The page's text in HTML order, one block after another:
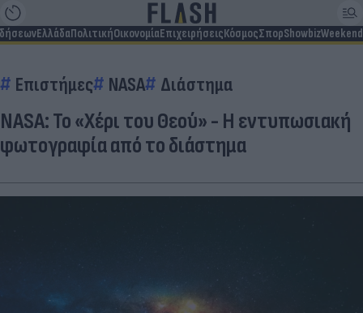
ΕλλάδαΠολιτικήΟικονομίαΕπιχειρήσειςΚόσμοςΣπορShowbizWeekend
Επιστήμες NASA Διάστημα
NASA: Το «Χέρι του Θεού» - Η εντυπωσιακή
φωτογραφία από το διάστημα